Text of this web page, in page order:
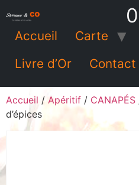
Accueil Carte
Livre d’Or
Contact
Accueil / Apéritif / CANAPÉS
d’épices